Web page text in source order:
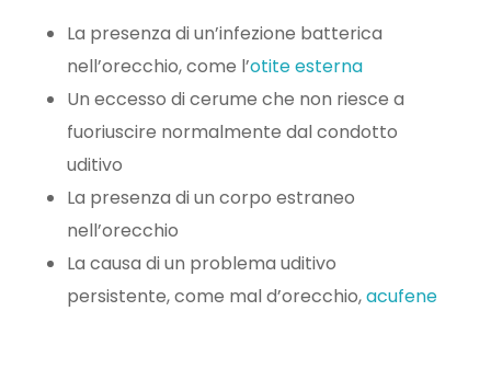
La presenza di un’infezione batterica
nell’orecchio, come l’otite esterna
Un eccesso di cerume che non riesce a
fuoriuscire normalmente dal condotto
uditivo
La presenza di un corpo estraneo
nell’orecchio
La causa di un problema uditivo
persistente, come mal d’orecchio,acufene